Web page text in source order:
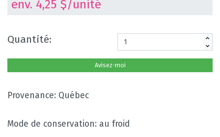
env. 4,25 $/unité
Quantité:
Avisez-moi
Provenance: Québec
Mode de conservation: au froid